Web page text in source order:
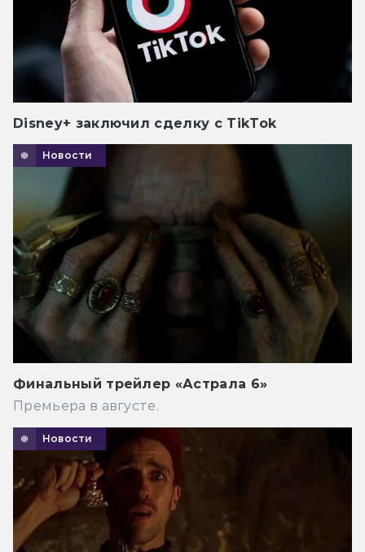
Disney+ заключил сделку с TikTok
Новости
Финальный трейлер «Астрала 6»
Премьера в августе.
Новости